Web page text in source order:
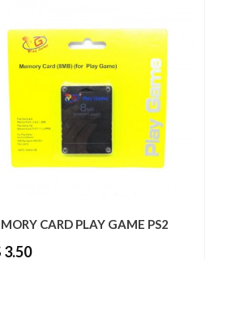
CARD PLAY GAME PS2
3.50